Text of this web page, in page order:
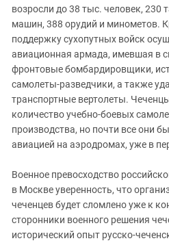
возросли до 38 тыс. человек, 230
машин, 388 орудий и минометов.
поддержку сухопутных войск
авиационная армада, имевшая в
фронтовые бомбардировщики,
самолеты-разведчики, а также
транспортные вертолеты.
количество учебно-боевых
производства, но почти все они
авиацией на аэродромах, уже в
Военное превосходство
в Москве уверенность, что
чеченцев будет сломлено уже к
сторонники военного решения
исторический опыт русско-